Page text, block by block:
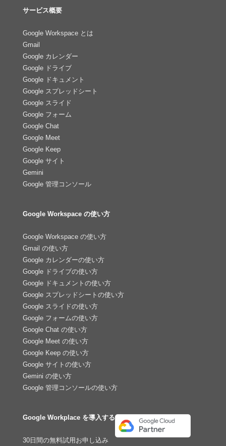
サービス概要
Google Workspace とは
Gmail
Google カレンダー
Google ドライブ
Google ドキュメント
Google スプレッドシート
Google スライド
Google フォーム
Google Chat
Google Meet
Google Keep
Google サイト
Gemini
Google 管理コンソール
Google Workspace の使い方
Google Workspace の使い方
Gmail の使い方
Google カレンダーの使い方
Google ドライブの使い方
Google ドキュメントの使い方
Google スプレッドシートの使い方
Google スライドの使い方
Google フォームの使い方
Google Chat の使い方
Google Meet の使い方
Google Keep の使い方
Google サイトの使い方
Gemini の使い方
Google 管理コンソールの使い方
Google Workplace を導入する
30日間の無料試用お申し込み